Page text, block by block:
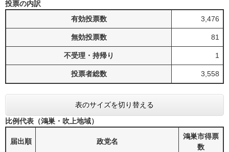
投票の内訳
有効投票数
3,476
無効投票数 81
不受理・持帰り 1
投票者総数 3,558
表のサイズを切り替える
比例代表（鴻巣・吹上地域）
届出順 政党名
鴻巣市得票
数